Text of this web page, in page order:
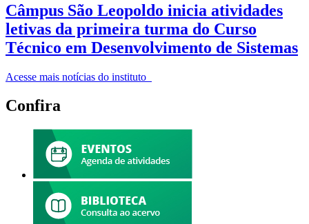
Câmpus São Leopoldo inicia atividades
letivas da primeira turma do Curso
Técnico em Desenvolvimento de Sistemas
Acesse mais notícias do instituto
Confira